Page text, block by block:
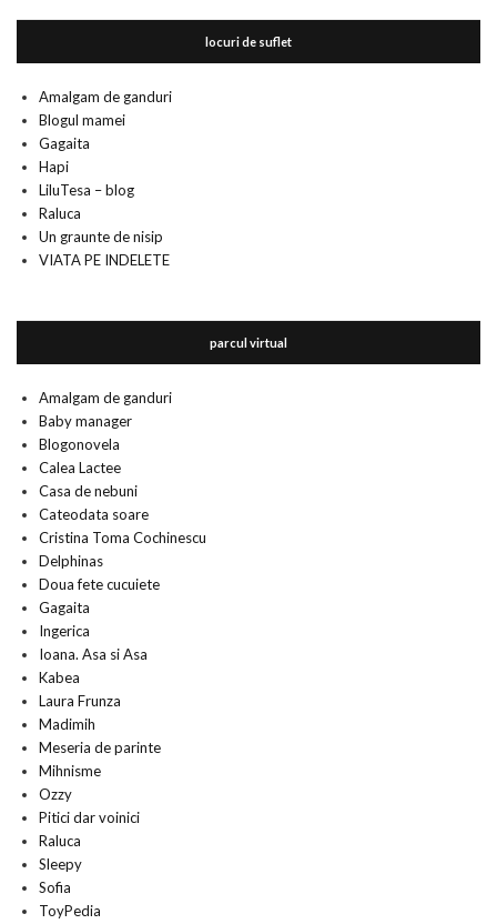
locuri de suflet
Amalgam de ganduri
Blogul mamei
Gagaita
Hapi
LiluTesa – blog
Raluca
Un graunte de nisip
VIATA PE INDELETE
parcul virtual
Amalgam de ganduri
Baby manager
Blogonovela
Calea Lactee
Casa de nebuni
Cateodata soare
Cristina Toma Cochinescu
Delphinas
Doua fete cucuiete
Gagaita
Ingerica
Ioana. Asa si Asa
Kabea
Laura Frunza
Madimih
Meseria de parinte
Mihnisme
Ozzy
Pitici dar voinici
Raluca
Sleepy
Sofia
ToyPedia